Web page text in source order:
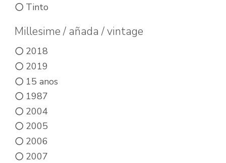
Tinto
Millesime / añada / vintage
2018
2019
15 anos
1987
2004
2005
2006
2007